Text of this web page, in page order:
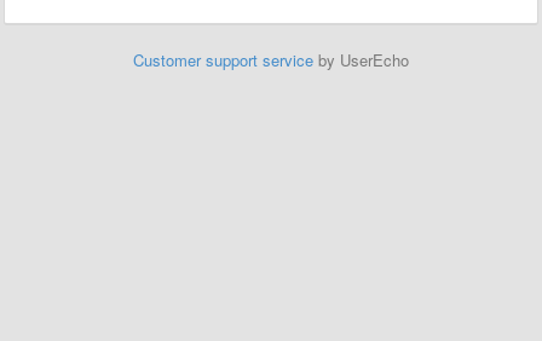
Customer support service by UserEcho